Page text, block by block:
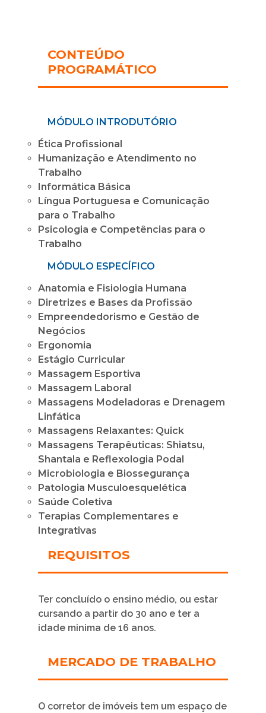
CONTEÚDO
PROGRAMÁTICO
MÓDULO INTRODUTÓRIO
Ética Profissional
Humanização e Atendimento no
Trabalho
Informática Básica
Língua Portuguesa e Comunicação
para o Trabalho
Psicologia e Competências para o
Trabalho
MÓDULO ESPECÍFICO
Anatomia e Fisiologia Humana
Diretrizes e Bases da Profissão
Empreendedorismo e Gestão de
Negócios
Ergonomia
Estágio Curricular
Massagem Esportiva
Massagem Laboral
Massagens Modeladoras e Drenagem
Linfática
Massagens Relaxantes: Quick
Massagens Terapêuticas: Shiatsu,
Shantala e Reflexologia Podal
Microbiologia e Biossegurança
Patologia Musculoesquelética
Saúde Coletiva
Terapias Complementares e
Integrativas
REQUISITOS
Ter concluído o ensino médio, ou estar
cursando a partir do 30 ano e ter a
idade minima de 16 anos.
MERCADO DE TRABALHO
O corretor de imóveis tem um espaço de